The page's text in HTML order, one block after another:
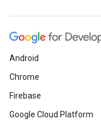
Android
Chrome
Firebase
Google Cloud Platform